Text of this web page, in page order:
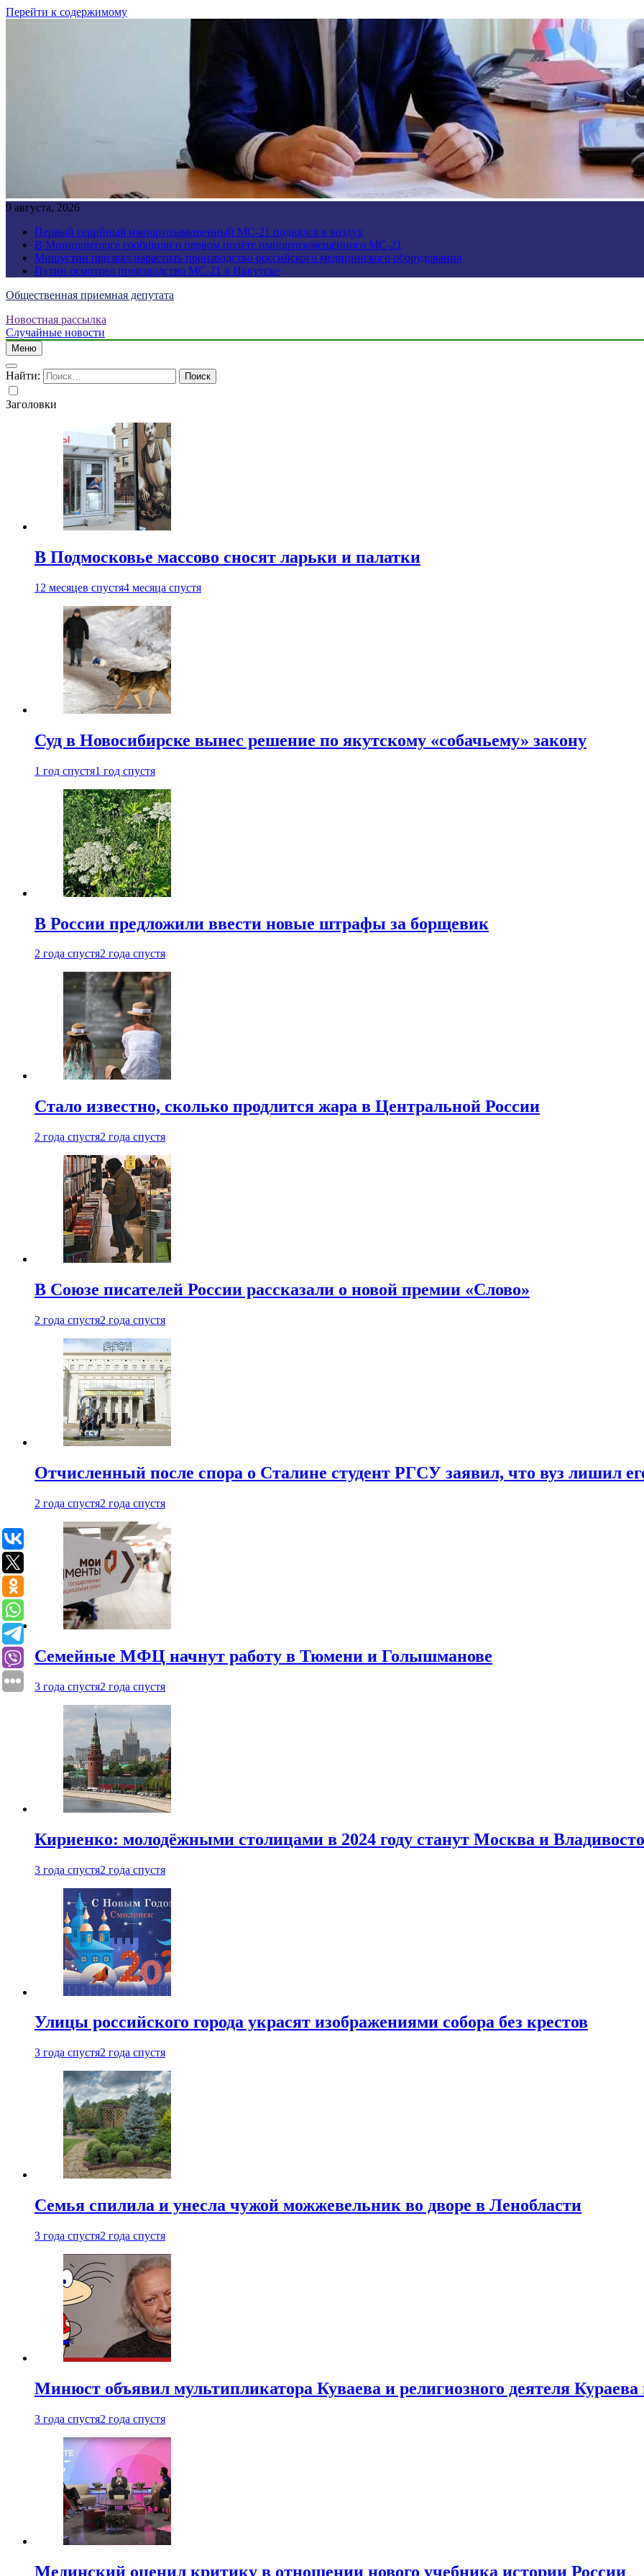
Перейти к содержимому
9 августа, 2026
Первый серийный импортозамещенный МС-21 поднялся в воздух
В Минпромторге сообщили о первом полёте импортозамещённого МС-21
Мишустин призвал нарастить производство российского медицинского оборудования
Путин осмотрел производство МС-21 в Иркутске
Общественная приемная депутата
Новостная рассылка
Случайные новости
Меню
Найти:
Заголовки
В Подмосковье массово сносят ларьки и палатки
12 месяцев спустя4 месяца спустя
Суд в Новосибирске вынес решение по якутскому «собачьему» закону
1 год спустя1 год спустя
В России предложили ввести новые штрафы за борщевик
2 года спустя2 года спустя
Стало известно, сколько продлится жара в Центральной России
2 года спустя2 года спустя
В Союзе писателей России рассказали о новой премии «Слово»
2 года спустя2 года спустя
Отчисленный после спора о Сталине студент РГСУ заявил, что вуз лишил
2 года спустя2 года спустя
Семейные МФЦ начнут работу в Тюмени и Голышманове
3 года спустя2 года спустя
Кириенко: молодёжными столицами в 2024 году станут Москва и
3 года спустя2 года спустя
Улицы российского города украсят изображениями собора без крестов
3 года спустя2 года спустя
Семья спилила и унесла чужой можжевельник во дворе в Ленобласти
3 года спустя2 года спустя
Минюст объявил мультипликатора Куваева и религиозного деятеля
3 года спустя2 года спустя
Мединский оценил критику в отношении нового учебника истории России